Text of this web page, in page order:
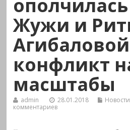
Жужи и
конфликт
масштабы
admin 28.01.2018
комментариев